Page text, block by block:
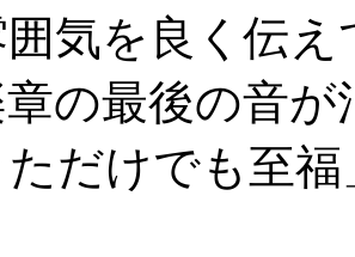
気を良く伝
章の最後の音
だけでも至